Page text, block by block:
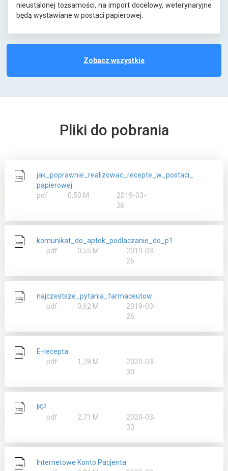
nieustalonej tożsamości, na import docelowy, weterynaryjne
będą wystawiane w postaci papierowej.
Zobacz wszystkiep
z
o
Pliki do pobrania
jak_poprawnie_realizowac_recepte_w_postaci_
papierowej
pdf
rozmiar
0,50 M
2019-03-
26
komunikat_do_aptek_podlaczanie_do_p1
pdf
rozmiar
0,55 M
2019-03-
26
najczestsze_pytania_farmaceutow
pdf
rozmiar
0,62 M
2019-03-
26
E-recepta
pdf
rozmiar
1,78 M
2020-03-
30
IKP
pdf
rozmiar
2,71 M
2020-03-
30
Internetowe Konto Pacjenta